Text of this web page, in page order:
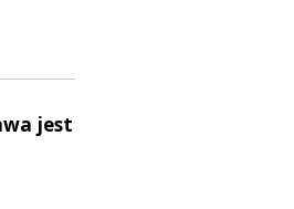
jest